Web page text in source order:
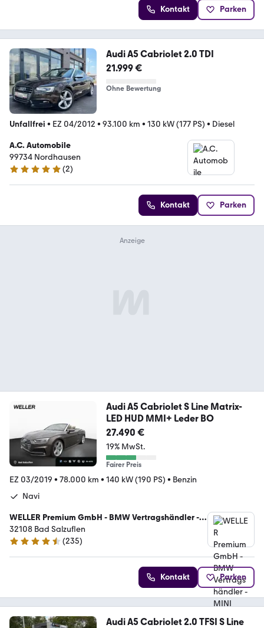
Kontakt Parken
Audi A5 Cabriolet 2.0 TDI
21.999 €
Ohne Bewertung
Unfallfrei • EZ 04/2012 • 93.100 km • 130 kW (177 PS) • Diesel
A.C. Automobile
99734 Nordhausen
5 Sterne
(2)
Kontakt Parken
Audi A5 Cabriolet S Line Matrix-
LED HUD MMI+ Leder BO
27.490 €
19% MwSt.
Fairer Preis
EZ 03/2019 • 78.000 km • 140 kW (190 PS) • Benzin
Navi
WELLER Premium GmbH - BMW Vertragshändler -
MINI Servicebetrieb
32108 Bad Salzuflen
4.5 Sterne
(235)
Kontakt Parken
Audi A5 Cabriolet 2.0 TFSI S Line